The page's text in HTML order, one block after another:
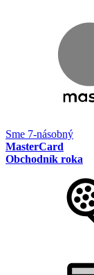
Sme 7-násobný
MasterCard
Obchodník roka